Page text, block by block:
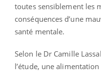
toutes sensiblement les
conséquences d’une
santé mentale.
Selon le Dr Camille
l’étude, une